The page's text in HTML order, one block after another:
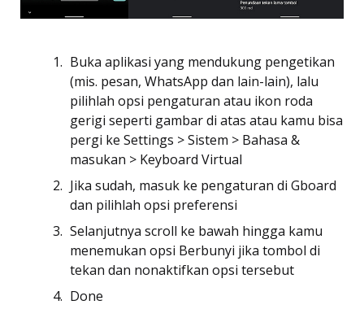
Buka aplikasi yang mendukung pengetikan
(mis. pesan, WhatsApp dan lain-lain), lalu
pilihlah opsi pengaturan atau ikon roda
gerigi seperti gambar di atas atau kamu bisa
pergi ke Settings > Sistem > Bahasa &
masukan > Keyboard Virtual
Jika sudah, masuk ke pengaturan di Gboard
dan pilihlah opsi preferensi
Selanjutnya scroll ke bawah hingga kamu
menemukan opsi Berbunyi jika tombol di
tekan dan nonaktifkan opsi tersebut
Done